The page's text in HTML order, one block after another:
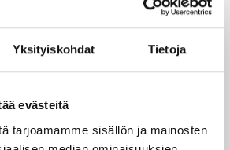
Yksityiskohdat Tietoja
evästeitä
tarjoamamme sisällön ja mainosten
tyttöjen maajoukkue
Lohjalla pelattavassa
kaatamalla Islannin
Sudenpennut kohtaa